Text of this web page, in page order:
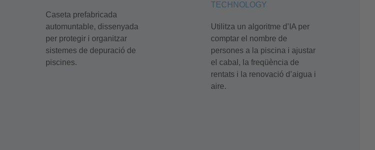
Caseta prefabricada
automuntable, dissenyada
per protegir i organitzar
sistemes de depuració de
piscines.
TECHNOLOGY
Utilitza un algoritme d’IAper
comptarel nombre de
persones a la piscina i ajustar
el cabal, la freqüència de
rentatsi la renovació d’aigua i
aire.